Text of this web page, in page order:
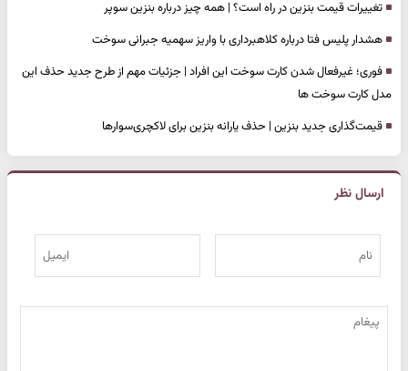
تغییرات قیمت بنزین در راه است؟ | همه چیز درباره بنزین سوپر
هشدار پلیس فتا درباره کلاهبرداری با واریز سهمیه جبرانی سوخت
فوری؛ غیرفعال شدن کارت سوخت این افراد | جزئیات مهم از طرح جدید حذف این
مدل کارت‌ سوخت ها
قیمت‌گذاری جدید بنزین | حذف یارانه بنزین برای لاکچری‌سوارها
ارسال نظر